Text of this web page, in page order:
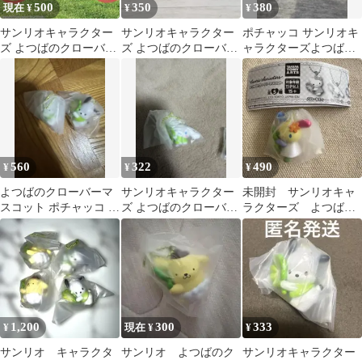
現在 ¥500
サンリオキャラクター
ズ よつばのクローバー
マスコット ハローキテ
ィ＆ウサハナ
¥350
サンリオキャラクター
ズ よつばのクローバー
マスコット ガチャ ポム
¥380
ポチャッコ サンリオキ
ャラクターズよつばの
クローバーマスコット
ストラップ
¥560
よつばのクローバーマ
スコット ポチャッコ サ
ンリオ 2個セット
¥322
サンリオキャラクター
ズ よつばのクローバー
マスコット シナモロー
¥490
未開封 サンリオキャ
ラクターズ よつばの
クローバーマスコッ
ト ウサハナ
¥ 1,200
サンリオ キャラクタ
現在 ¥300
サンリオ よつばのク
¥333
サンリオキャラクター